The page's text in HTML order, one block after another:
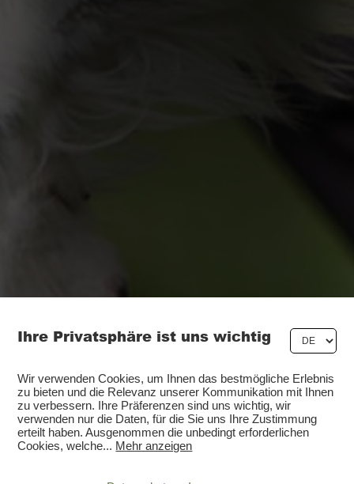
Ihre Privatsphäre ist uns wichtig
Wir verwenden Cookies, um Ihnen das bestmögliche Erlebnis
zu bieten und die Relevanz unserer Kommunikation mit Ihnen
zu verbessern. Ihre Präferenzen sind uns wichtig, wir
verwenden nur die Daten, für die Sie uns Ihre Zustimmung
erteilt haben. Ausgenommen die unbedingt erforderlichen
Cookies, welche... Mehr anzeigen